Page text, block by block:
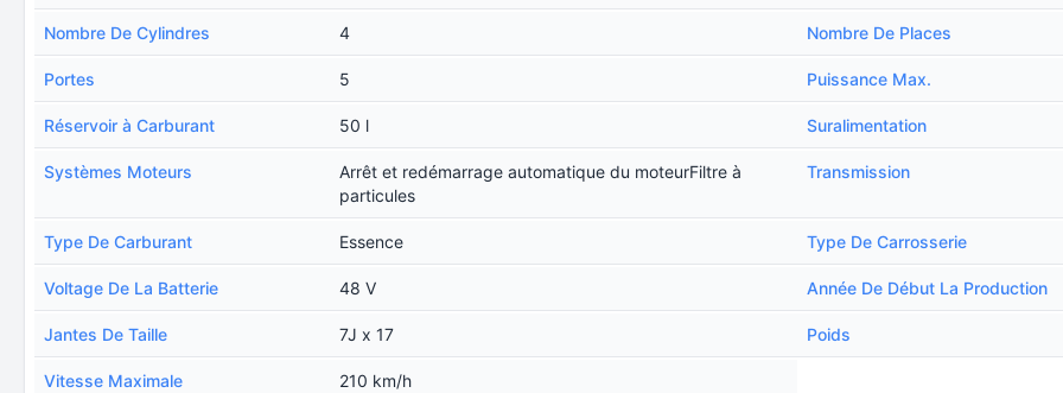
Nombre De Cylindres 4 Nombre De Places
Portes 5 Puissance Max.
Réservoir à Carburant 50 l Suralimentation
Systèmes Moteurs
Arrêt et redémarrage automatique du moteurFiltre à
particules
Transmission
Type De Carburant Essence Type De Carrosserie
Voltage De La Batterie 48 V Année De Début La Production
Jantes De Taille 7J x 17 Poids
Vitesse Maximale 210 km/h